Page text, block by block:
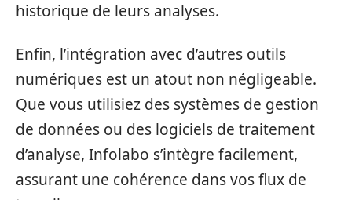
historique de leurs analyses.
Enfin, l’intégration avec d’autres outils
numériques est un atout non négligeable.
Que vous utilisiez des systèmes de gestion
de données ou des logiciels de traitement
d’analyse, Infolabo s’intègre facilement,
assurant une cohérence dans vos flux de